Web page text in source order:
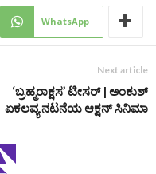
WhatsApp
Next article
‘ಬ್ರಹ್ಮರಾಕ್ಷಸ’ ಟೀಸರ್‌ | ಅಂಕುಶ್‌
ಏಕಲವ್ಯ ನಟನೆಯ ಆಕ್ಷನ್‌ ಸಿನಿಮಾ